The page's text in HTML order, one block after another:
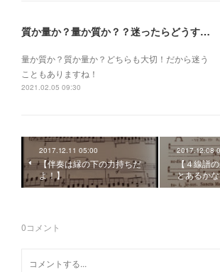
質か量か？量か質か？？迷ったらどうする？？？
量か質か？ 質か量か？ どちらも大切！だから迷う
こともありますね！
2021.02.05 09:30
2017.12.11 05:00
【伴奏は縁の下の力持ちだ
よ！】
2017.12.08
【４線譜
とあるか
0コメント